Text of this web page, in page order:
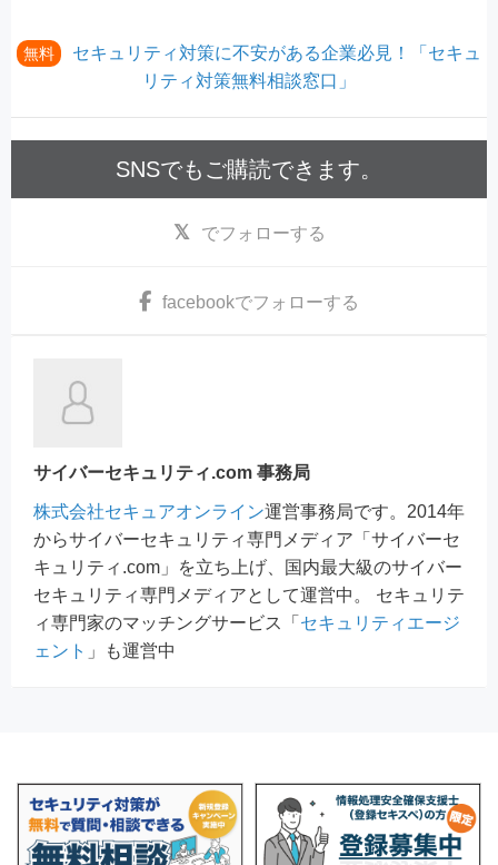
無料
セキュリティ対策に不安がある企業必見！「セキュ
リティ対策無料相談窓口」
SNSでもご購読できます。
でフォローする
facebookでフォローする
サイバーセキュリティ.com 事務局
株式会社セキュアオンライン運営事務局です。2014年
からサイバーセキュリティ専門メディア「サイバーセ
キュリティ.com」を立ち上げ、国内最大級のサイバー
セキュリティ専門メディアとして運営中。 セキュリテ
ィ専門家のマッチングサービス「 セキュリティエージ
ェント 」も運営中